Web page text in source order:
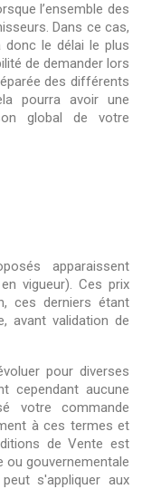
l’ensemble des
Dans ce cas,
donc le délai le plus
de demander lors
des différents
pourra avoir une
global de votre
apparaissent
vigueur). Ces prix
ces derniers étant
avant validation de
pour diverses
cependant aucune
votre commande
à ces termes et
de Vente est
ou gouvernementale
s'appliquer aux